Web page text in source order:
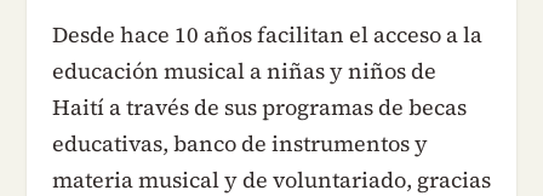
Desde hace 10 años facilitan el acceso a la
educación musical a niñas y niños de
Haití a través de sus programas de becas
educativas, banco de instrumentos y
materia musical y de voluntariado, gracias